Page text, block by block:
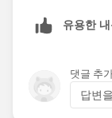
発生した事象
選択する順番
Aテーブル
KEY(Aテーブ
유용한
댓글 추
답변